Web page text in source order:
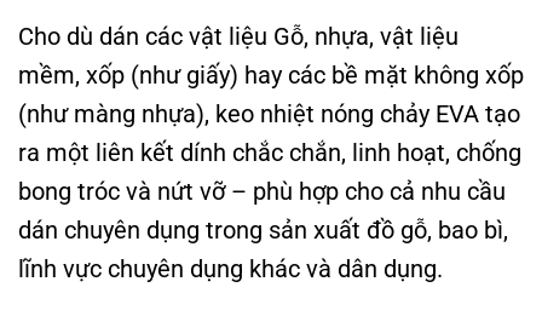
Cho dù dán các vật liệu Gỗ, nhựa, vật liệu
mềm, xốp (như giấy) hay các bề mặt không xốp
(như màng nhựa), keo nhiệt nóng chảy EVA tạo
ra một liên kết dính chắc chắn, linh hoạt, chống
bong tróc và nứt vỡ – phù hợp cho cả nhu cầu
dán chuyên dụng trong sản xuất đồ gỗ, bao bì,
lĩnh vực chuyên dụng khác và dân dụng.